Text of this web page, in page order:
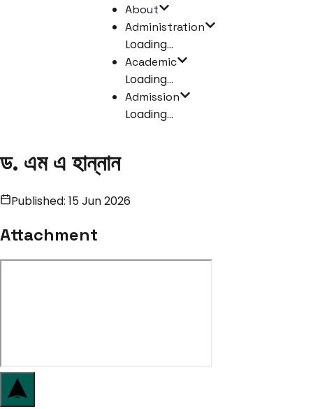
About
Administration
Loading...
Academic
Loading...
Admission
Loading...
ড. এম এ হান্নান
Published: 15 Jun 2026
Attachment